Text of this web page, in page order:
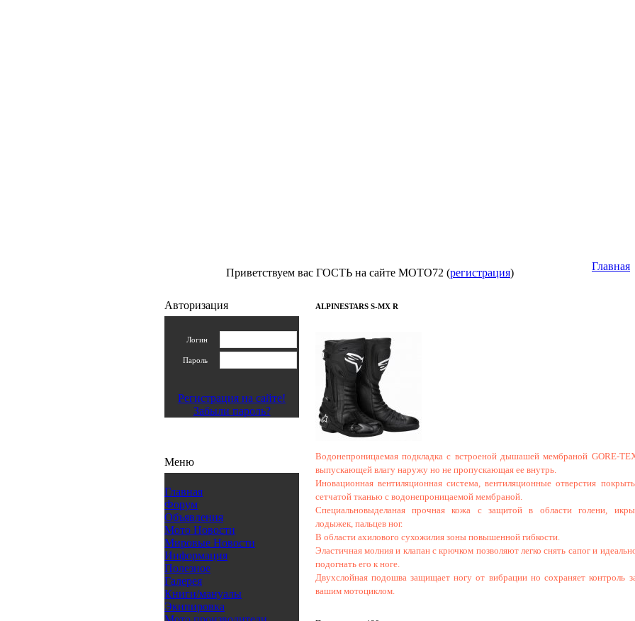
Приветствуем вас ГОСТЬ на сайте МОТО72 (регистрация)
Главная
Авторизация
Логин
Пароль
Регистрация на сайте!
Забыли пароль?
Меню
Главная
Форум
Объявления
Мото Новости
Мировые Новости
Информация
Полезное
Галерея
Книги/мануалы
Экипировка
ALPINESTARS S-MX R
Водонепроницаемая подкладка с встроеной дышашей мембраной GORE-
выпускающей влагу наружу но не пропускающая ее внутрь.
Иновационная вентиляционная система, вентиляционные отверстия
сетчатой тканью с водонепроницаемой мембраной.
Специальновыделаная прочная кожа с защитой в области голени,
лодыжек, пальцев ног.
В области ахилового сухожилия зоны повышенной гибкости.
Эластичная молния и клапан с крючком позволяют легко снять сапог и
подогнать его к ноге.
Двухслойная подошва защищает ногу от вибрации но сохраняет контроль
вашим мотоциклом.